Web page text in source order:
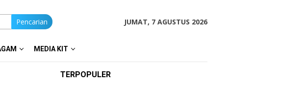
Pencarian JUMAT, 7 AGUSTUS 2026
MEDIA KIT
TERPOPULER